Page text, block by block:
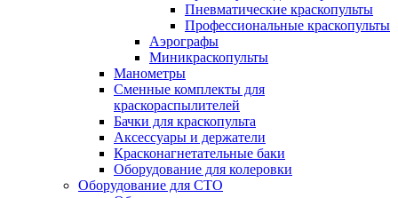
Пневматические краскопульты
Профессиональные краскопульты
Аэрографы
Миникраскопульты
Манометры
Сменные комплекты для
краскораспылителей
Бачки для краскопульта
Аксессуары и держатели
Красконагнетательные баки
Оборудование для колеровки
Оборудование для СТО